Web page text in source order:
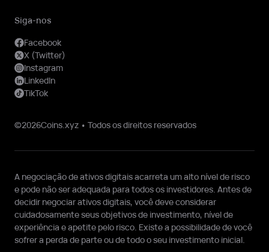
©2026Coins.xyz • Todos os direitos reservados
Siga-nos
Facebook
X (Twitter)
Instagram
LinkedIn
TikTok
A negociação de ativos digitais acarreta um alto nível de risco
e pode não ser adequada para todos os investidores. Antes de
decidir negociar ativos digitais, você deve considerar
cuidadosamente seus objetivos de investimento, nível de
experiência e apetite pelo risco. Existe a possibilidade de você
sofrer a perda de parte ou de todo o seu investimento inicial.